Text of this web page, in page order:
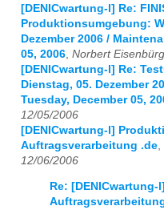
[DENICwartung-l] Re:
Produktionsumgebung:
Dezember 2006 /
05, 2006 Norbert
[DENICwartung-l] Re:
Dienstag, 05. Dezember
Tuesday, December 05,
12/05/2006
[DENICwartung-l]
Auftragsverarbeitung .de
12/06/2006
Re: